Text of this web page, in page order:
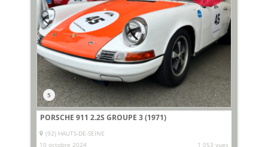
5
PORSCHE 911 2.2S GROUPE 3 (1971)
(92) HAUTS-DE-SEINE
10 octobre 2024
1 053 vues